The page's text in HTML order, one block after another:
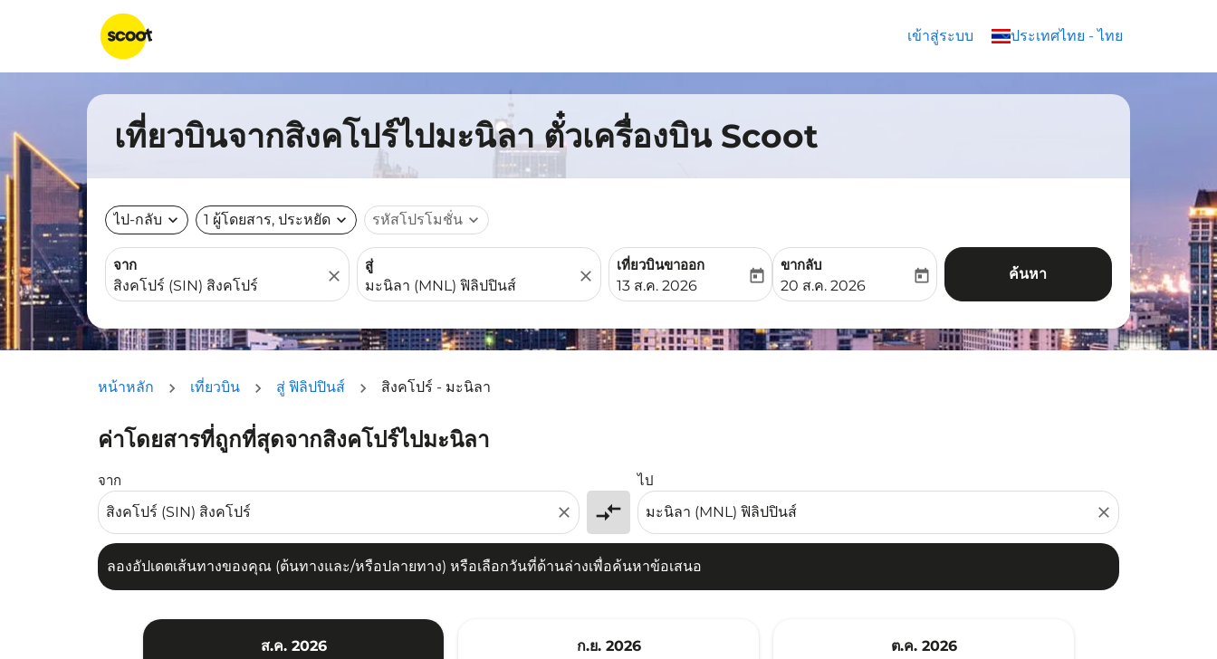
เข้าสู่ระบบ ประเทศไทย - ไทย
keyboard_arrow_down
เที่ยวบินจากสิงคโปร์ไปมะนิลา ตั๋วเครื่องบิน Scoot
ไป-กลับ expand_more 1 ผู้โดยสาร, ประหยัด expand_more รหัสโปรโมชั่น expand_more
จาก
close
สู่
close
เที่ยวบินขาออก
fc-booking-departure-date-aria-label
13 ส.ค. 2026
today
ขากลับ
fc-booking-return-date-aria-label
20 ส.ค. 2026
today ค้นหา
หน้าหลัก เที่ยวบิน สู่ ฟิลิปปินส์ สิงคโปร์ - มะนิลา
ค่าโดยสารที่ถูกที่สุดจากสิงคโปร์ไปมะนิลา
จาก
close compare_arrows
ไป
close
ลองอัปเดตเส้นทางของคุณ (ต้นทางและ/หรือปลายทาง) หรือเลือกวันที่ด้านล่างเพื่อค้นหาข้อเสนอ
ลองอัปเดตเส้นทางของคุณ (ต้นทางและ/หรือปลายทาง) หรือเลือกวันที่ด้านล่างเพื่อค้นหาข้อเสนอ
ส.ค. 2026
ก.ย. 2026
ต.ค. 2026